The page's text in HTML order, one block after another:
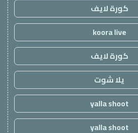
كورة لايف
koora live
كورة لايف
يلا شوت
yalla shoot
yalla shoot